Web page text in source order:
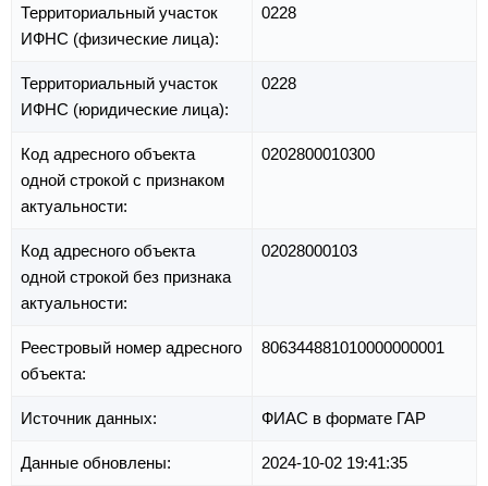
Территориальный участок
ИФНС (физические лица):
0228
Территориальный участок
ИФНС (юридические лица):
0228
Код адресного объекта
одной строкой с признаком
актуальности:
0202800010300
Код адресного объекта
одной строкой без признака
актуальности:
02028000103
Реестровый номер адресного
объекта:
806344881010000000001
Источник данных: ФИАС в формате ГАР
Данные обновлены: 2024-10-02 19:41:35